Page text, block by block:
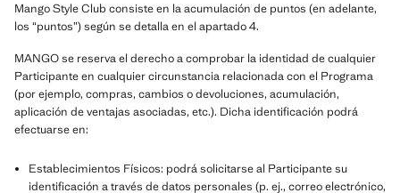
Mango Style Club consiste en la acumulación de puntos (en adelante,
los “puntos”) según se detalla en el apartado 4.
MANGO se reserva el derecho a comprobar la identidad de cualquier
Participante en cualquier circunstancia relacionada con el Programa
(por ejemplo, compras, cambios o devoluciones, acumulación,
aplicación de ventajas asociadas, etc.). Dicha identificación podrá
efectuarse en:
Establecimientos Físicos: podrá solicitarse al Participante su
identificación a través de datos personales (p. ej., correo electrónico,